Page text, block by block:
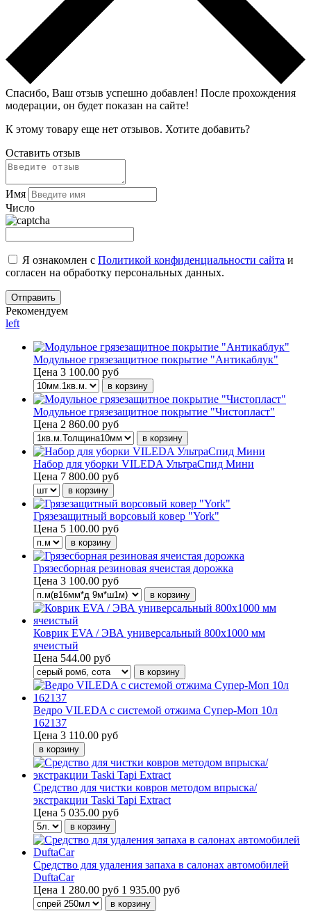
Спасибо, Ваш отзыв успешно добавлен! После прохождения
модерации, он будет показан на сайте!
К этому товару еще нет отзывов. Хотите добавить?
Оставить отзыв
Имя
Число
Я ознакомлен с Политикой конфиденциальности сайта и
согласен на обработку персональных данных.
Рекомендуем
left
Модульное грязезащитное покрытие "Антикаблук"
Цена 3 100.00 руб
Модульное грязезащитное покрытие "Чистопласт"
Цена 2 860.00 руб
Набор для уборки VILEDA УльтраСпид Мини
Цена 7 800.00 руб
Грязезащитный ворсовый ковер "York"
Цена 5 100.00 руб
Грязесборная резиновая ячеистая дорожка
Цена 3 100.00 руб
Коврик EVA / ЭВА универсальный 800х1000 мм
ячеистый
Цена 544.00 руб
Ведро VILEDA с системой отжима Супер-Моп 10л
162137
Цена 3 110.00 руб
Средство для чистки ковров методом впрыска/
экстракции Taski Tapi Extract
Цена 5 035.00 руб
Средство для удаления запаха в салонах автомобилей
DuftaCar
Цена 1 280.00 руб 1 935.00 руб